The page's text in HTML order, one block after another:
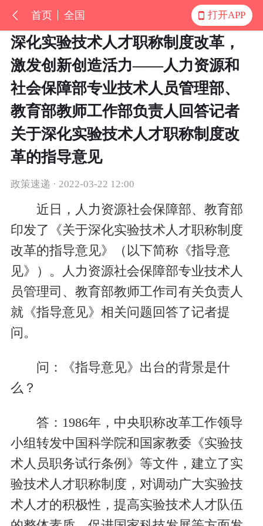
首页 全国 打开APP
深化实验技术人才职称制度改革，
激发创新创造活力——人力资源和
社会保障部专业技术人员管理部、
教育部教师工作部负责人回答记者
关于深化实验技术人才职称制度改
革的指导意见
政策速递 · 2022-03-22 12:00
近日，人力资源社会保障部、教育部
印发了《关于深化实验技术人才职称制度
改革的指导意见》（以下简称《指导意
见》）。人力资源社会保障部专业技术人
员管理司、教育部教师工作司有关负责人
就《指导意见》相关问题回答了记者提
问。
问：《指导意见》出台的背景是什
么？
答：1986年，中央职称改革工作领导
小组转发中国科学院和国家教委《实验技
术人员职务试行条例》等文件，建立了实
验技术人才职称制度，对调动广大实验技
术人才的积极性，提高实验技术人才队伍